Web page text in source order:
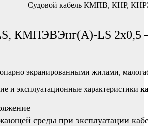
Судовой кабель КМПВ, КНР,
КМПЭВЭнг(А)-LS 2х0,5 —
экранированными жилами,
и эксплуатационные характеристики
среды при эксплуатации